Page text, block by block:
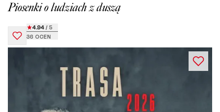
Piosenki o ludziach z duszą
36 OCEN
4.94 / 5